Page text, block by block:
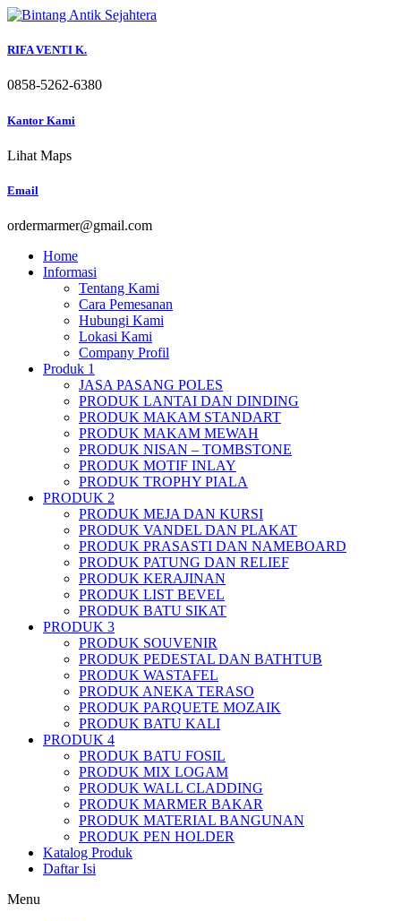
Skip
content
RIFA VENTI K.
0858-5262-6380
Kantor Kami
Lihat Maps
Email
ordermarmer@gmail.com
Home
Informasi
Tentang Kami
Cara Pemesanan
Hubungi Kami
Lokasi Kami
Company Profil
Produk 1
JASA PASANG POLES
PRODUK LANTAI DAN DINDING
PRODUK MAKAM STANDART
PRODUK MAKAM MEWAH
PRODUK NISAN – TOMBSTONE
PRODUK MOTIF INLAY
PRODUK TROPHY PIALA
PRODUK 2
PRODUK MEJA DAN KURSI
PRODUK VANDEL DAN PLAKAT
PRODUK PRASASTI DAN NAMEBOARD
PRODUK PATUNG DAN RELIEF
PRODUK KERAJINAN
PRODUK LIST BEVEL
PRODUK BATU SIKAT
PRODUK 3
PRODUK SOUVENIR
PRODUK PEDESTAL DAN BATHTUB
PRODUK WASTAFEL
PRODUK ANEKA TERASO
PRODUK PARQUETE MOZAIK
PRODUK BATU KALI
PRODUK 4
PRODUK BATU FOSIL
PRODUK MIX LOGAM
PRODUK WALL CLADDING
PRODUK MARMER BAKAR
PRODUK MATERIAL BANGUNAN
PRODUK PEN HOLDER
Katalog Produk
Daftar Isi
Menu